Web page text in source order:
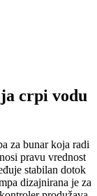
crpi vodu
za bunar koja radi
pravu vrednost
stabilan dotok
dizajnirana je za